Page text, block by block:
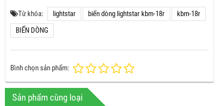
Từ khóa: lightstar biến dòng lightstar kbm-18r
kbm-18r
BIẾN DÒNG
Bình chọn sản phẩm:
Sản phẩm cùng loại